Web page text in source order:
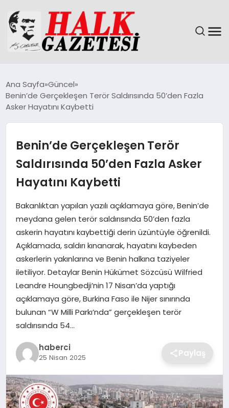
DÜNYA
MAGAZIN
SAĞLIK
SIYASET
SPOR
TEKNOLOJI
YAŞAM
Ana Sayfa Güncel
Benin’de Gerçekleşen Terör Saldırısında 50’den Fazla
Asker Hayatını Kaybetti
Benin’de Gerçekleşen Terör
Saldırısında 50’den Fazla Asker
Hayatını Kaybetti
Bakanlıktan yapılan yazılı açıklamaya göre, Benin’de
meydana gelen terör saldırısında 50’den fazla
askerin hayatını kaybettiği derin üzüntüyle öğrenildi.
Açıklamada, saldırı kınanarak, hayatını kaybeden
askerlerin yakınlarına ve Benin halkına taziyeler
iletiliyor. Detaylar Benin Hükümet Sözcüsü Wilfried
Leandre Houngbedji’nin 17 Nisan’da yaptığı
açıklamaya göre, Burkina Faso ile Nijer sınırında
bulunan “W Milli Parkı’nda” gerçekleşen terör
saldırısında 54…
haberci
25 Nisan 2025 Paylaş